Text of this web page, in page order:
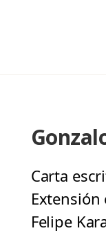
Carta
Extensión
Felipe